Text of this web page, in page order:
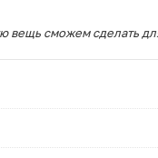
сможем сделать